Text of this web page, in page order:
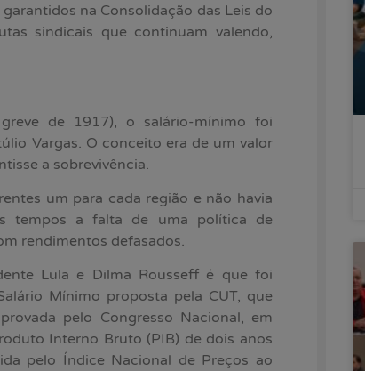
na Consolidação das Leis do
sindicais que continuam valendo,
de 1917), o salário-mínimo foi
Vargas. O conceito era de um valor
a sobrevivência.
um para cada região e não havia
tempos a falta de uma política de
rendimentos defasados.
Lula e Dilma Rousseff é que foi
Mínimo proposta pela CUT, que
pelo Congresso Nacional, em
Interno Bruto (PIB) de dois anos
pelo Índice Nacional de Preços ao